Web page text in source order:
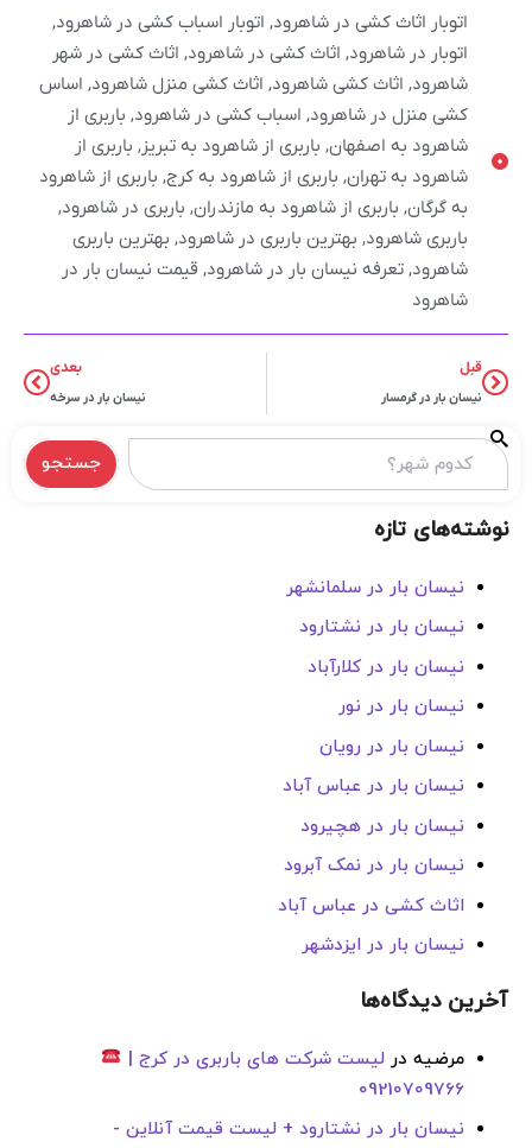
اتوبار اثاث کشی در شاهرود, اتوبار اسباب کشی در شاهرود,
اتوبار در شاهرود, اثاث کشی در شاهرود, اثاث کشی در شهر
شاهرود, اثاث کشی شاهرود, اثاث کشی منزل شاهرود, اساس
کشی منزل در شاهرود, اسباب کشی در شاهرود, باربری از
شاهرود به اصفهان, باربری از شاهرود به تبریز, باربری از
شاهرود به تهران, باربری از شاهرود به کرج, باربری از شاهرود
به گرگان, باربری از شاهرود به مازندران, باربری در شاهرود,
باربری شاهرود, بهترین باربری در شاهرود, بهترین باربری
شاهرود, تعرفه نیسان بار در شاهرود, قیمت نیسان بار در
شاهرود
قبل
نیسان بار در گرمسار
بعدی
نیسان بار در سرخه
جستجو
نوشته‌های تازه
نیسان بار در سلمانشهر
نیسان بار در نشتارود
نیسان بار در کلارآباد
نیسان بار در نور
نیسان بار در رویان
نیسان بار در عباس آباد
نیسان بار در هچیرود
نیسان بار در نمک آبرود
اثاث کشی در عباس آباد
نیسان بار در ایزدشهر
آخرین دیدگاه‌ها
مرضیه درلیست شرکت های باربری در کرج |
09210709766
نیسان بار در نشتارود + لیست قیمت آنلاین -